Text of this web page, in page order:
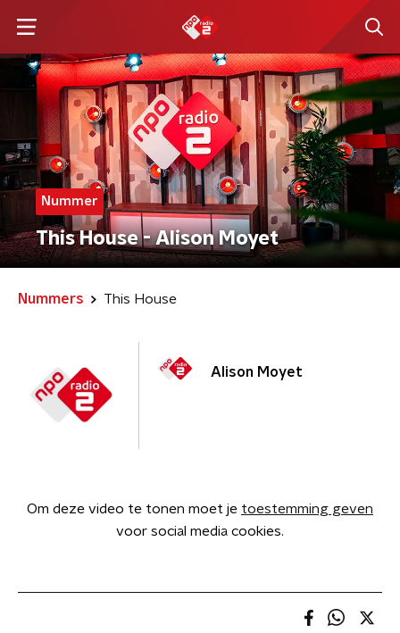
Nummer
This House - Alison Moyet
Nummers This House
Alison Moyet
Om deze video te tonen moet je toestemming geven
voor social media cookies.